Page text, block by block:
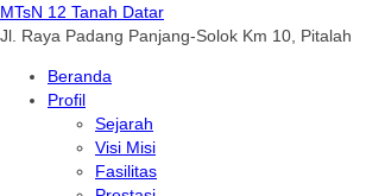
MTsN 12 Tanah Datar
Jl. Raya Padang Panjang-Solok Km 10, Pitalah
Beranda
Profil
Sejarah
Visi Misi
Fasilitas